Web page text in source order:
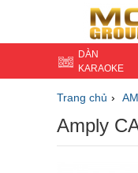
DÀN
KARAOKE
Trang chủ
Amply